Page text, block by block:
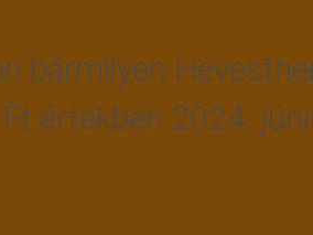
bármilyen
értékben 2024.